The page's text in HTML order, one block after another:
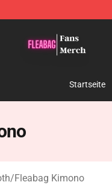
Startseite
/Fleabag Kimono